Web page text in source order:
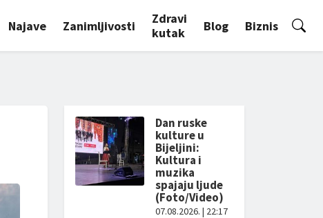
Najave Zanimljivosti
Zdravi
kutak
Blog Biznis
Dan ruske
kulture u
Bijeljini:
Kultura i
muzika
spajaju ljude
(Foto/Video)
07.08.2026. | 22:17